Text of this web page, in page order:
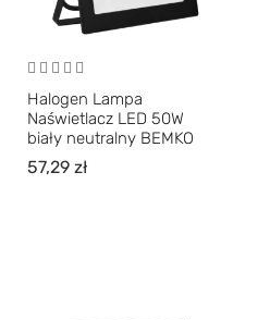
Halogen Lampa
Naświetlacz LED 50W
biały neutralny BEMKO
57,29 zł